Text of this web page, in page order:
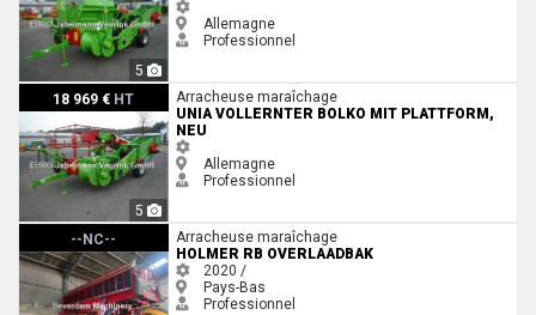
5
Allemagne
Professionnel
18 969 € HT
5
Unia Vollernter Bolko mit Plattform, NEU
Arracheuse maraîchage
UNIA VOLLERNTER BOLKO MIT PLATTFORM,
NEU
Allemagne
Professionnel
--NC--
Holmer RB overlaadbak
Arracheuse maraîchage
HOLMER RB OVERLAADBAK
2020 /
Pays-Bas
Professionnel